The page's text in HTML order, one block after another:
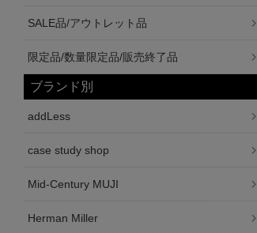
SALE品/アウトレット品
限定品/数量限定品/販売終了品
ブランド別
addLess
case study shop
Mid-Century MUJI
Herman Miller